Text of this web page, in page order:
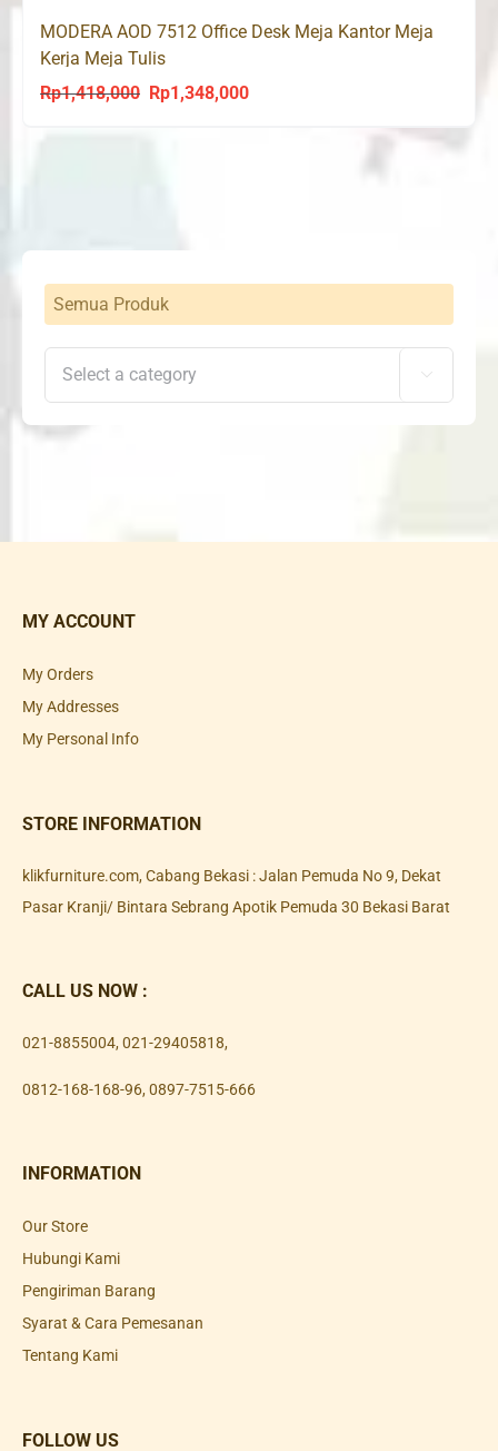
MODERA AOD 7512 Office Desk Meja Kantor Meja
Kerja Meja Tulis
Rp1,418,000
Original
Rp1,348,000Current
Semua Produk

MY ACCOUNT
My Orders
My Addresses
My Personal Info
STORE INFORMATION
klikfurniture.com, Cabang Bekasi : Jalan Pemuda No 9, Dekat
Pasar Kranji/ Bintara Sebrang Apotik Pemuda 30 Bekasi Barat
CALL US NOW :
021-8855004, 021-29405818,
0812-168-168-96, 0897-7515-666
INFORMATION
Our Store
Hubungi Kami
Pengiriman Barang
Syarat & Cara Pemesanan
Tentang Kami
FOLLOW US